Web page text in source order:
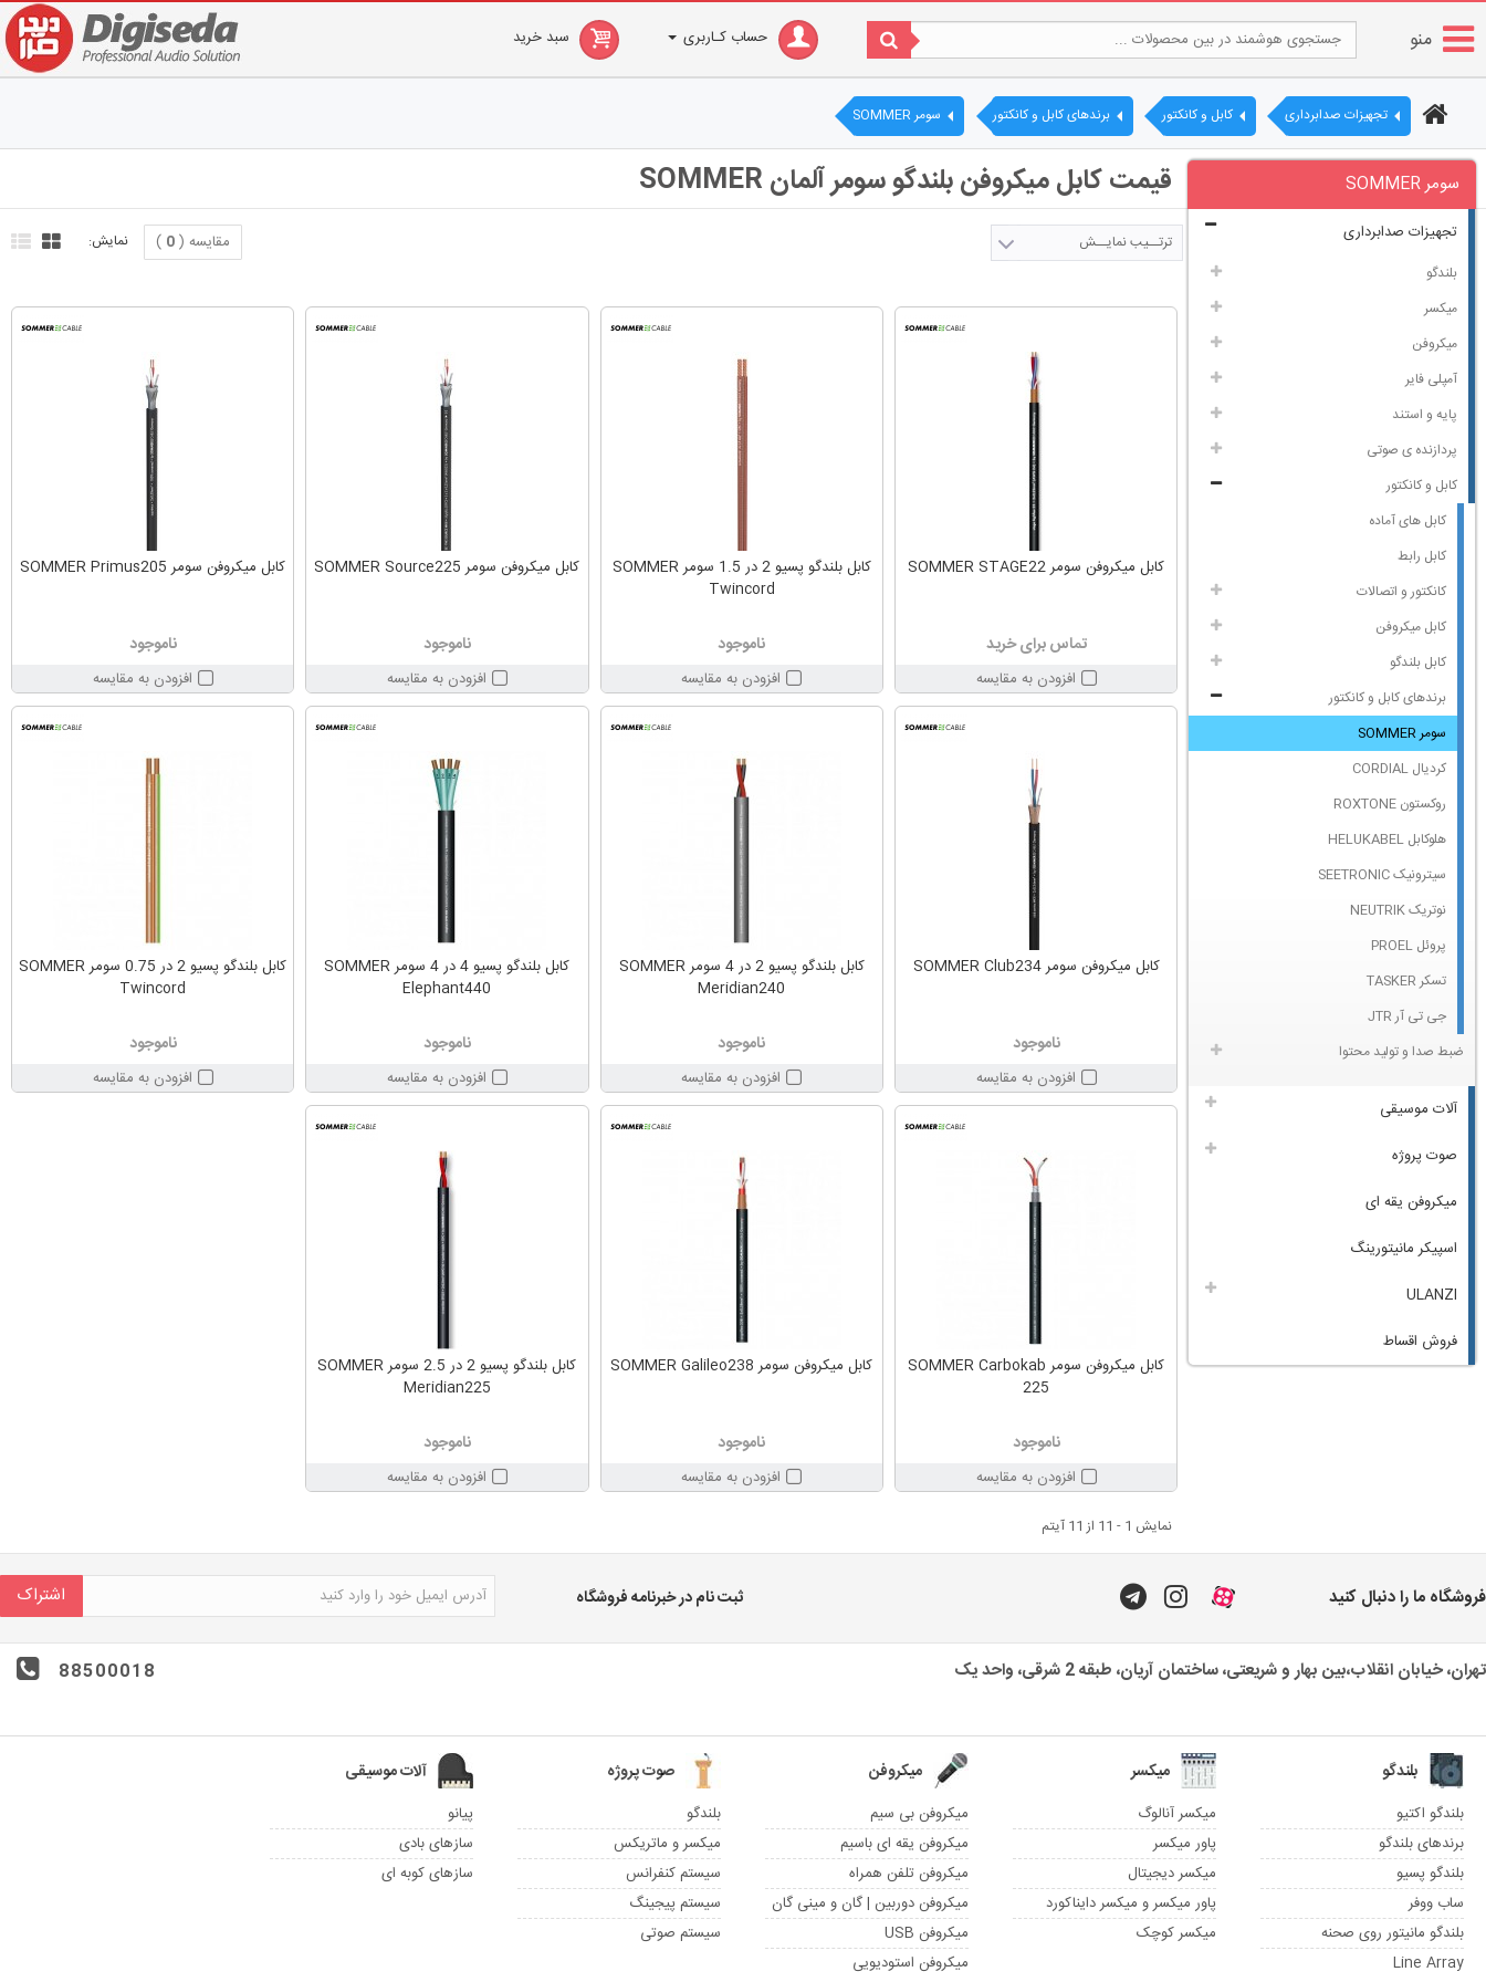
منو حساب کـاربری سبد خرید
تجهیزات صدابرداری کابل و کانکتور برندهای کابل و کانکتور سومر SOMMER
قیمت کابل میکروفن بلندگو سومر آلمان SOMMER
نمایش: ترتــیب نمایــش مقایسه (0
)
کابل میکروفن سومر SOMMER STAGE22
تماس برای خرید
افزودن به مقایسه
کابل بلندگو پسیو 2 در 1.5 سومر SOMMER
Twincord
ناموجود
افزودن به مقایسه
کابل میکروفن سومر SOMMER Source225
ناموجود
افزودن به مقایسه
کابل میکروفن سومر SOMMER Primus205
ناموجود
افزودن به مقایسه
کابل میکروفن سومر SOMMER Club234
ناموجود
افزودن به مقایسه
کابل بلندگو پسیو 2 در 4 سومر SOMMER
Meridian240
ناموجود
افزودن به مقایسه
کابل بلندگو پسیو 4 در 4 سومر SOMMER
Elephant440
ناموجود
افزودن به مقایسه
کابل بلندگو پسیو 2 در 0.75 سومر SOMMER
Twincord
ناموجود
افزودن به مقایسه
کابل میکروفن سومر SOMMER Carbokab
225
ناموجود
افزودن به مقایسه
کابل میکروفن سومر SOMMER Galileo238
ناموجود
افزودن به مقایسه
کابل بلندگو پسیو 2 در 2.5 سومر SOMMER
Meridian225
ناموجود
افزودن به مقایسه
نمایش 1 - 11 از 11 آیتم
سومر SOMMER
تجهیزات صدابرداری
بلندگو
میکسر
میکروفن
آمپلی فایر
پایه و استند
پردازنده ی صوتی
کابل و کانکتور
کابل های آماده
کابل رابط
کانکتور و اتصالات
کابل میکروفن
کابل بلندگو
برندهای کابل و کانکتور
سومر SOMMER
کردیال CORDIAL
روکستون ROXTONE
هلوکابل HELUKABEL
سیترونیک SEETRONIC
نوتریک NEUTRIK
پروئل PROEL
تسکر TASKER
جی تی آر JTR
ضبط صدا و تولید محتوا
آلات موسیقی
صوت پروژه
میکروفن یقه ای
اسپیکر مانیتورینگ
ULANZI
فروش اقساط
فروشگاه ما را دنبال کنید ثبت نام در خبرنامه فروشگاه اشتراک
تهران، خیابان انقلاب،بین بهار و شریعتی، ساختمان آریان، طبقه 2 شرقی، واحد یک 88500018
بلندگو
بلندگو اکتیو
برندهای بلندگو
بلندگو پسیو
ساب ووفر
بلندگو مانیتور روی صحنه
Line Array
میکسر
میکسر آنالوگ
پاور میکسر
میکسر دیجیتال
پاور میکسر و میکسر دایناکورد
میکسر کوچک
میکروفن
میکروفن بی سیم
میکروفن یقه ای باسیم
میکروفن تلفن همراه
میکروفن دوربین | گان و مینی گان
میکروفن USB
میکروفن استودیویی
صوت پروژه
بلندگو
میکسر و ماتریکس
سیستم کنفرانس
سیستم پیجینگ
سیستم صوتی
آلات موسیقی
پیانو
سازهای بادی
سازهای کوبه ای